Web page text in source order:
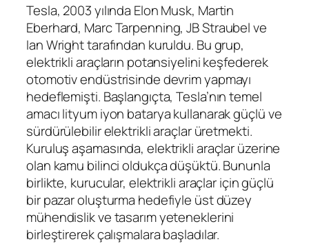
Tesla, 2003 yılında Elon Musk, Martin
Eberhard, Marc Tarpenning, JB Straubel ve
Ian Wright tarafından kuruldu. Bu grup,
elektrikli araçların potansiyelini keşfederek
otomotiv endüstrisinde devrim yapmayı
hedeflemişti. Başlangıçta, Tesla’nın temel
amacı lityum iyon batarya kullanarak güçlü ve
sürdürülebilir elektrikli araçlar üretmekti.
Kuruluş aşamasında, elektrikli araçlar üzerine
olan kamu bilinci oldukça düşüktü. Bununla
birlikte, kurucular, elektrikli araçlar için güçlü
bir pazar oluşturma hedefiyle üst düzey
mühendislik ve tasarım yeteneklerini
birleştirerek çalışmalara başladılar.